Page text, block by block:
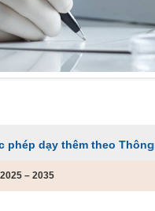
theo Thông tư 29
– 2035